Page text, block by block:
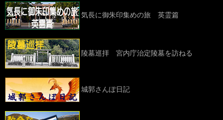
気長に御朱印集めの旅 英霊篇
陵墓巡拝 宮内庁治定陵墓を訪ねる
城郭さんぽ日記